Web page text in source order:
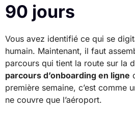
90 jours
Vous avez identifié ce qui se
humain. Maintenant, il faut
parcours qui tient la route sur la
parcours d’onboarding en ligne
première semaine, c’est comme
ne couvre que l’aéroport.